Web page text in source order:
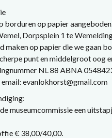
op papier aangeboden.
Dorpsplein 1 te
op papier die we gaan
punt en middelgroot oog
NL 88 ABNA
evanlokhorst@gmail.com
museumcommissie een
€ 38,00/40,00.